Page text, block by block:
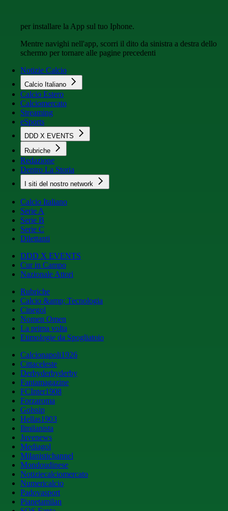
per installare la App sul tuo Iphone.
Mentre navighi nell'app, scorri il dito da sinistra a destra dello
schermo per tornare alle pagine precedenti
Notizie Calcio
Calcio Italiano
Calcio Estero
Calciomercato
Streaming
eSports
DDD X EVENTS
Rubriche
Redazione
Dentro La Storia
I siti del nostro network
Calcio Italiano
Serie A
Serie B
Serie C
Dilettanti
DDD X EVENTS
Cur in Campo
Nazionale Attori
Rubriche
Calcio &amp; Tecnologia
Cinegol
Nomen Omen
La prima volta
Etimologie da Spogliatoio
Calcionapoli1926
Cittaceleste
Derbyderbyderby
Fantamagazine
FCInter1908
Forzaroma
Golssip
Hellas1903
Ilmilanista
Juvenews
Mediagol
Milanistichannel
Mondoudinese
Notiziecalciomercato
Numericalcio
Padovasport
Pianetamilan